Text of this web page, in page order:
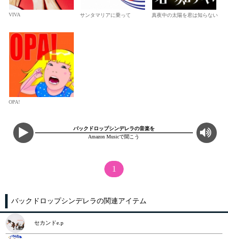
VIVA サンタマリアに乗って 真夜中の太陽を君は知らない
OPA!
バックドロップシンデレラの音楽を
Amazon Musicで聞こう
1
バックドロップシンデレラの関連アイテム
セカンドe.p